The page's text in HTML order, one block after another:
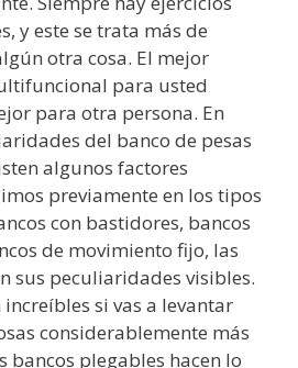
y este se trata más de
otra cosa. El mejor
para usted
para otra persona. En
del banco de pesas
algunos factores
previamente en los tipos
con bastidores, bancos
de movimiento fijo, las
sus peculiaridades visibles.
si vas a levantar
considerablemente más
bancos plegables hacen lo